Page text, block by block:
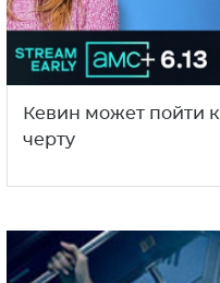
Кевин может пойти к
черту